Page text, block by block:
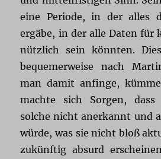
eine Periode, in der alles
ergäbe, in der alle Daten für
nützlich sein könnten.
bequemerweise nach
man damit anfinge,
machte sich Sorgen,
solche nicht anerkannt und
würde, was sie nicht bloß
zukünftig absurd